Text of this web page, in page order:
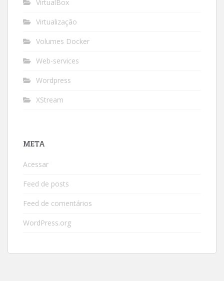
VirtualBox
Virtualização
Volumes Docker
Web-services
Wordpress
XStream
META
Acessar
Feed de posts
Feed de comentários
WordPress.org